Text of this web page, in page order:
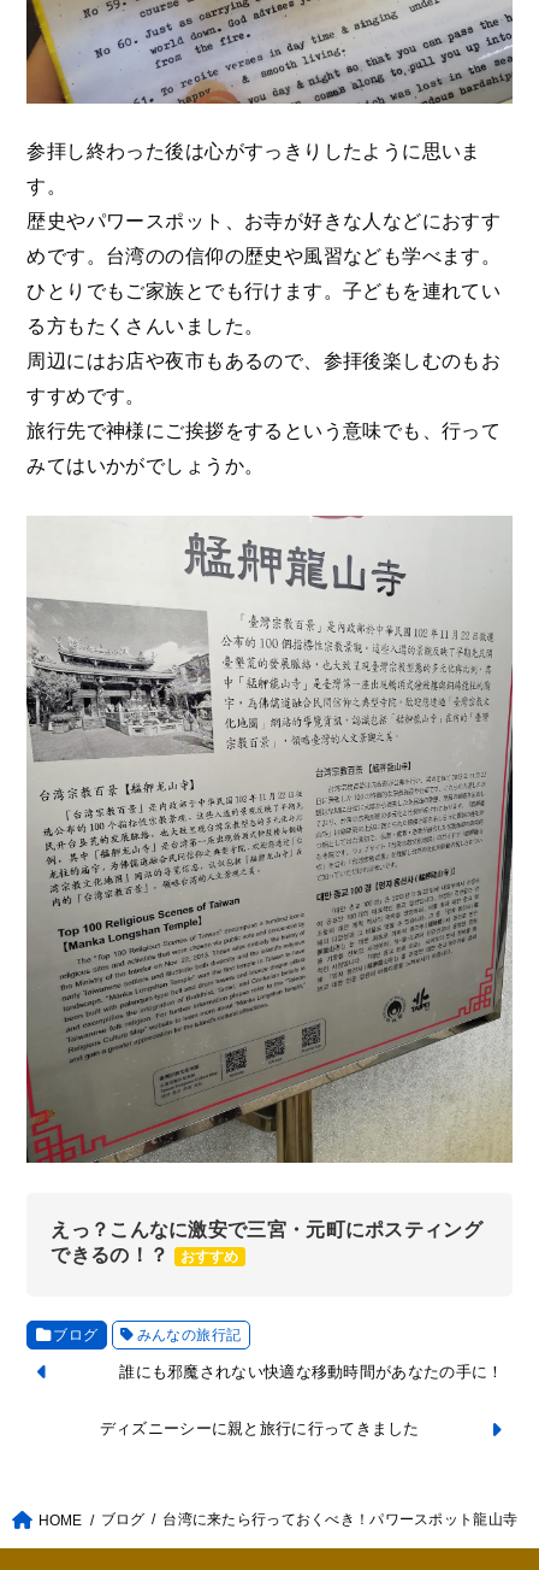
参拝し終わった後は心がすっきりしたように思いま
す。
歴史やパワースポット、お寺が好きな人などにおすす
めです。台湾のの信仰の歴史や風習なども学べます。
ひとりでもご家族とでも行けます。子どもを連れてい
る方もたくさんいました。
周辺にはお店や夜市もあるので、参拝後楽しむのもお
すすめです。
旅行先で神様にご挨拶をするという意味でも、行って
みてはいかがでしょうか。
えっ？こんなに激安で三宮・元町にポスティング
できるの！？
おすすめ
ブログ みんなの旅行記
誰にも邪魔されない快適な移動時間があなたの手に！
ディズニーシーに親と旅行に行ってきました
HOME ブログ 台湾に来たら行っておくべき！パワースポット龍山寺